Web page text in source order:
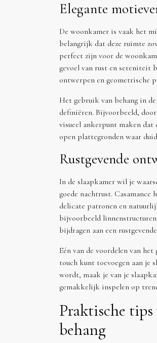
Elegante
De woonkamer is vaak het
belangrijk dat deze ruimte
perfect zijn voor de
gevoel van rust en sereniteit
ontwerpen en geometrische
Het gebruik van behang in
definiëren. Bijvoorbeeld,
visueel ankerpunt maken
open plattegronden waar
Rustgevende
In de slaapkamer wil je
goede nachtrust.
delicate patronen en
bijvoorbeeld
bijdragen aan een
Eén van de voordelen van
touch kunt toevoegen aan je
wordt, maak je van je
gemakkelijk inspelen op
Praktische
behang